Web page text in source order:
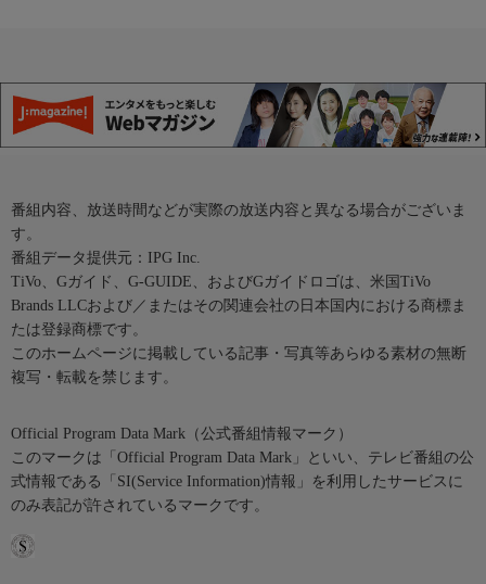
番組内容、放送時間などが実際の放送内容と異なる場合がございま
す。
番組データ提供元：IPG Inc.
TiVo、Gガイド、G-GUIDE、およびGガイドロゴは、米国TiVo
Brands LLCおよび／またはその関連会社の日本国内における商標ま
たは登録商標です。
このホームページに掲載している記事・写真等あらゆる素材の無断
複写・転載を禁じます。
Official Program Data Mark（公式番組情報マーク）
このマークは「Official Program Data Mark」といい、テレビ番組の公
式情報である「SI(Service Information)情報」を利用したサービスに
のみ表記が許されているマークです。